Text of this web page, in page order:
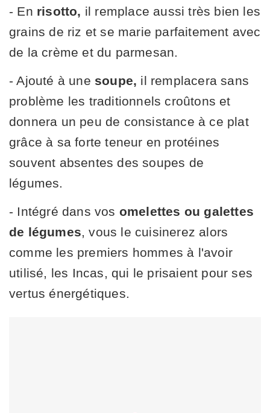
- En risotto, il remplace aussi très bien les
grains de riz et se marie parfaitement avec
de la crème et du parmesan.
- Ajouté à une soupe, il remplacera sans
problème les traditionnels croûtons et
donnera un peu de consistance à ce plat
grâce à sa forte teneur en protéines
souvent absentes des soupes de
légumes.
- Intégré dans vos omelettes ou galettes
de légumes , vous le cuisinerez alors
comme les premiers hommes à l'avoir
utilisé, les Incas, qui le prisaient pour ses
vertus énergétiques.